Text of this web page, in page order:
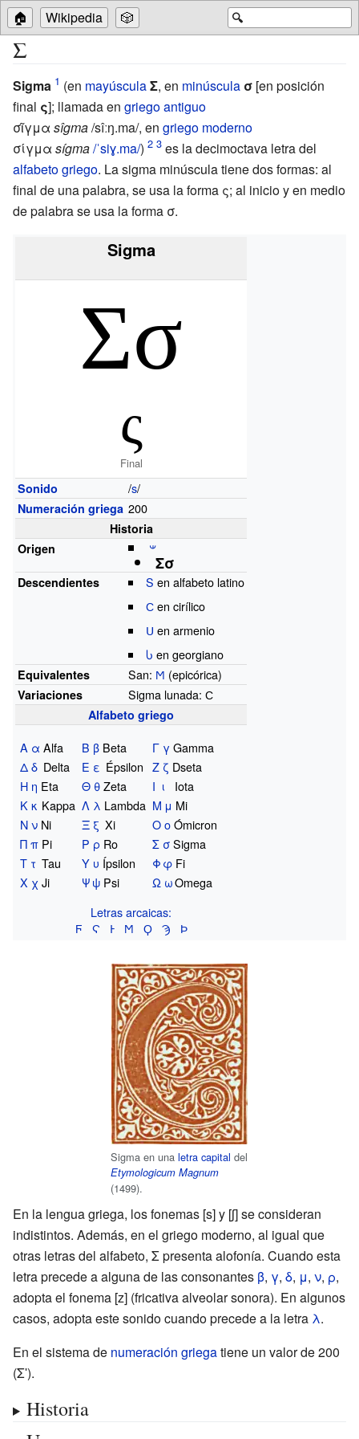
🔍
🏠 Wikipedia 🎲
Σ
Sigma (en mayúsculaΣ, en minúscula σ [en posición
final ς]; llamadaen griego antiguo
σῖγμα sîgma/sîːŋ.ma/, en griego moderno
σίγμα sígma/ˈsiɣ.ma/)
es la decimoctava letra del
alfabeto griego. La sigma minúscula tiene dos formas: al
final de una palabra, se usa la forma ς; al inicio y en medio
de palabra se usa la forma σ.
Sigma
Σσ
ς
Final
Sonido /s/
Numeración griega 200
Historia
Origen
𐤔
Σσ
Descendientes S en alfabeto latino
Сen cirílico
Ս en armenio
Ⴑ en georgiano
Equivalentes San: Ϻ (epicórica)
Variaciones Sigma lunada: Ϲ
Alfabeto griego
Α α Alfa Β β Beta Γ γ Gamma
Δδ Delta Ε ε Épsilon Ζ ζ Dseta
Η η Eta Θ θZeta Ι ι
Iota
Κκ Kappa Λ λ Lambda Μ μ Mi
Νν Ni Ξ ξ Xi ΟοÓmicron
Ππ Pi Ρ ρ Ro Σ σSigma
Τ τ Tau Υ υ Ípsilon Φφ Fi
Χ χ Ji Ψψ Psi Ω ωOmega
Letras arcaicas:
Ϝ
Ϛ Ͱ Ϻ Ϙ Ϡ Ϸ
Sigma en una letra capital del
Etymologicum Magnum
(1499).
En la lengua griega, los fonemas [s] y [ʃ] se consideran
indistintos. Además, en el griego moderno, al igual que
otras letras del alfabeto, Σpresenta alofonía. Cuando esta
letra precede a alguna de las consonantes β, γ, δ, μ, ν, ρ,
adopta el fonema [z] (fricativa alveolar sonora). En algunos
casos, adopta este sonido cuando precede a la letra λ.
En el sistema de numeración griegatiene un valor de 200
(Σʹ).
Historia